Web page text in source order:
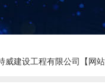
威建设工程有限公司【网站